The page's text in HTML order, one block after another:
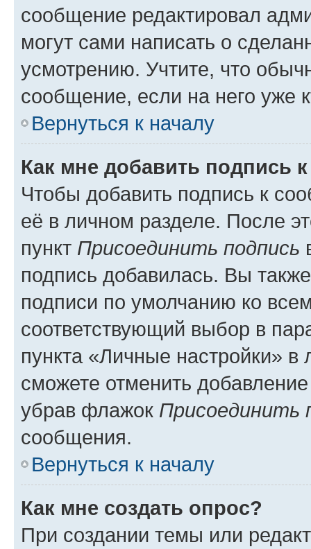
сообщение редактировал
могут сами написать о
усмотрению. Учтите, что
сообщение, если на него уже
Вернуться к началу
Как мне добавить подпись
Чтобы добавить подпись к
её в личном разделе. После
пункт Присоединить подпись
подпись добавилась. Вы
подписи по умолчанию ко
соответствующий выбор в
пункта «Личные настройки»
сможете отменить
убрав флажок Присоединить
сообщения.
Вернуться к началу
Как мне создать опрос?
При создании темы или